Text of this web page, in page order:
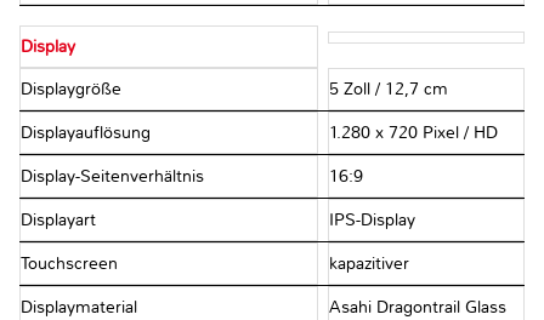
Display
Displaygröße 5 Zoll / 12,7 cm
Displayauflösung 1.280 x 720 Pixel / HD
Display-Seitenverhältnis 16:9
Displayart IPS-Display
Touchscreen kapazitiver
Displaymaterial Asahi Dragontrail Glass